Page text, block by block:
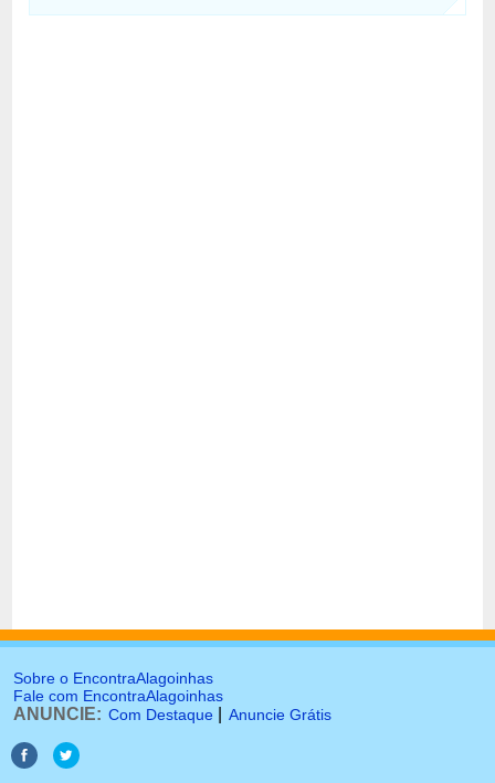
Sobre o EncontraAlagoinhas
Fale com EncontraAlagoinhas
ANUNCIE: Com Destaque Anuncie Grátis